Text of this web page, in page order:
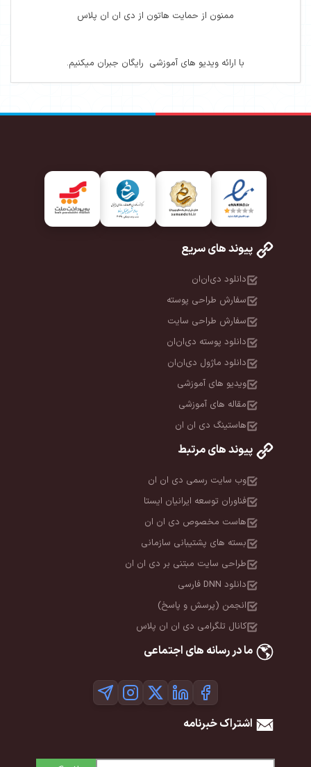
ممنون از حمایت هاتون از دی ان ان پلاس
با ارائه ویدیو های آموزشی رایگان جبران میکنیم.
پیوند های سریع
دانلود دی‌ان‌ان
سفارش طراحی پوسته
سفارش طراحی سایت
دانلود پوسته دی‌ان‌ان
دانلود ماژول دی‌ان‌ان
ویدیو های آموزشی
مقاله های آموزشی
هاستینگ دی ان ان
پیوند های مرتبط
وب سایت رسمی دی ان ان
فناوران توسعه ایرانیان ایستا
هاست مخصوص دی ان ان
بسته های پشتیبانی سازمانی
طراحی سایت مبتنی بر دی ان ان
دانلود DNN فارسی
انجمن (پرسش و پاسخ)
کانال تلگرامی دی ان ان پلاس
ما در رسانه های اجتماعی
اشتراک خبرنامه